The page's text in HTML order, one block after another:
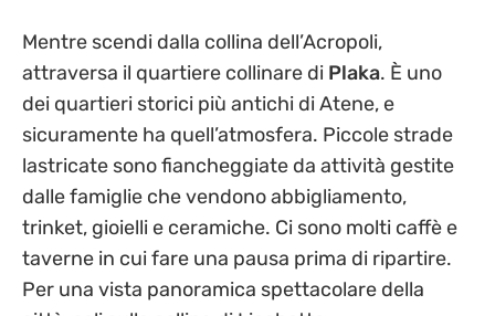
Mentre scendi dalla collina dell’Acropoli,
attraversa il quartiere collinare di Plaka. È uno
dei quartieri storici più antichi di Atene, e
sicuramente ha quell’atmosfera. Piccole strade
lastricate sono fiancheggiate da attività gestite
dalle famiglie che vendono abbigliamento,
trinket, gioielli e ceramiche. Ci sono molti caffè e
taverne in cui fare una pausa prima di ripartire.
Per una vista panoramica spettacolare della